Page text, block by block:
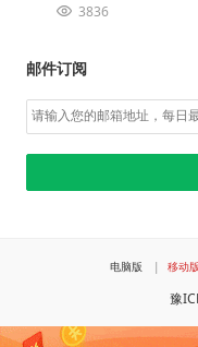
3836
邮件订阅
电脑版 | 移动版
豫